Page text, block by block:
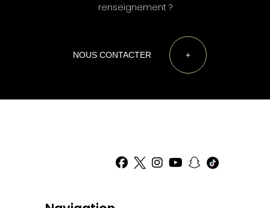
renseignement ?
NOUS CONTACTER +